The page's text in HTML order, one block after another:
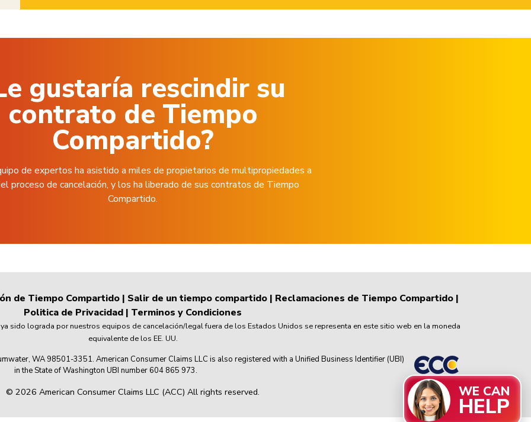
gustaría rescindir su
contrato de Tiempo
Compartido?
de expertos ha asistido a miles de propietarios de multipropiedades a
proceso de cancelación, y los ha liberado de sus contratos de Tiempo
Compartido.
de Tiempo Compartido| Salir de un tiempo compartido| Reclamaciones de Tiempo Compartido|
Politica de Privacidad | Terminos y Condiciones
sido lograda por nuestros equipos de cancelación/legal fuera de los Estados Unidos se representa en este sitio web en la moneda
equivalente de los EE. UU.
WA 98501-3351. American Consumer Claims LLC is also registered with a Unified Business Identifier (UBI)
in the State of Washington UBI number 604 865 973.
© 2026 American Consumer Claims LLC (ACC) All rights reserved. WE CAN
HELP